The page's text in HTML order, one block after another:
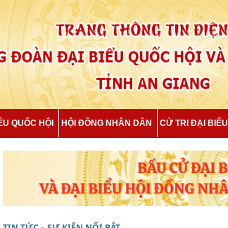
QUỐC HỘI HỘI ĐỒNG NHÂN DÂN CỬ TRI ĐẠI BIỂU